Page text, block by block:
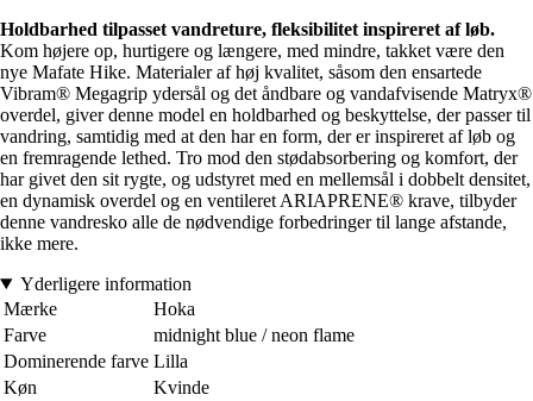
Holdbarhed tilpasset vandreture, fleksibilitet inspireret af løb.
Kom højere op, hurtigere og længere, med mindre, takket være den
nye Mafate Hike. Materialer af høj kvalitet, såsom den ensartede
Vibram® Megagrip ydersål og det åndbare og vandafvisende Matryx®
overdel, giver denne model en holdbarhed og beskyttelse, der passer til
vandring, samtidig med at den har en form, der er inspireret af løb og
en fremragende lethed. Tro mod den stødabsorbering og komfort, der
har givet den sit rygte, og udstyret med en mellemsål i dobbelt densitet,
en dynamisk overdel og en ventileret ARIAPRENE® krave, tilbyder
denne vandresko alle de nødvendige forbedringer til lange afstande,
ikke mere.
Yderligere information
Mærke
Hoka
Farve
midnight blue / neon flame
Dominerende farve Lilla
Køn
Kvinde